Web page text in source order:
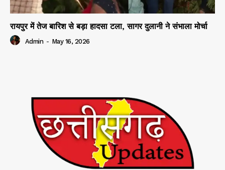
रायपुर में तेज बारिश से बड़ा हादसा टला, सागर दुलानी ने संभाला मोर्चा
Admin - May 16, 2026